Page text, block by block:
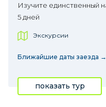
Изучите единственный
5 дней
Экскурсии
Ближайшие даты заезда →
показать тур